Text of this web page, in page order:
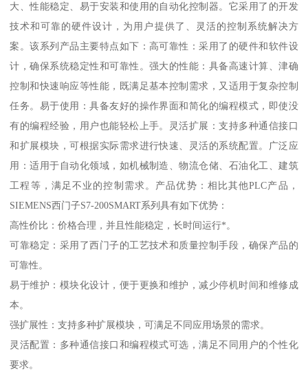
大、性能稳定、易于安装和使用的自动化控制器。它采用了的开发
技术和可靠的硬件设计，为用户提供了、灵活的控制系统解决方
案。该系列产品主要特点如下：高可靠性：采用了的硬件和软件设
计，确保系统稳定性和可靠性。强大的性能：具备高速计算、津确
控制和快速响应等性能，既满足基本控制需求，又适用于复杂控制
任务。易于使用：具备友好的操作界面和简化的编程模式，即使没
有的编程经验，用户也能轻松上手。灵活扩展：支持多种通信接口
和扩展模块，可根据实际需求进行快速、灵活的系统配置。广泛应
用：适用于自动化领域，如机械制造、物流仓储、石油化工、建筑
工程等，满足不业的控制需求。产品优势：相比其他PLC产品，
SIEMENS西门子S7-200SMART系列具有如下优势：
高性价比：价格合理，并且性能稳定，长时间运行*。
可靠稳定：采用了西门子的工艺技术和质量控制手段，确保产品的
可靠性。
易于维护：模块化设计，便于更换和维护，减少停机时间和维修成
本。
强扩展性：支持多种扩展模块，可满足不同应用场景的需求。
灵活配置：多种通信接口和编程模式可选，满足不同用户的个性化
要求。